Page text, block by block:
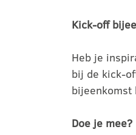
Kick-off
Heb je
bij de kick-
bijeenkomst
Doe je mee?